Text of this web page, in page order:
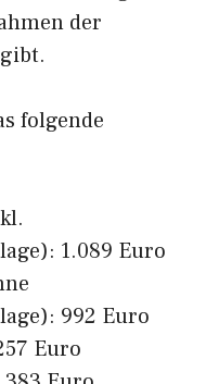
der
folgende
1.089 Euro
992 Euro
Euro